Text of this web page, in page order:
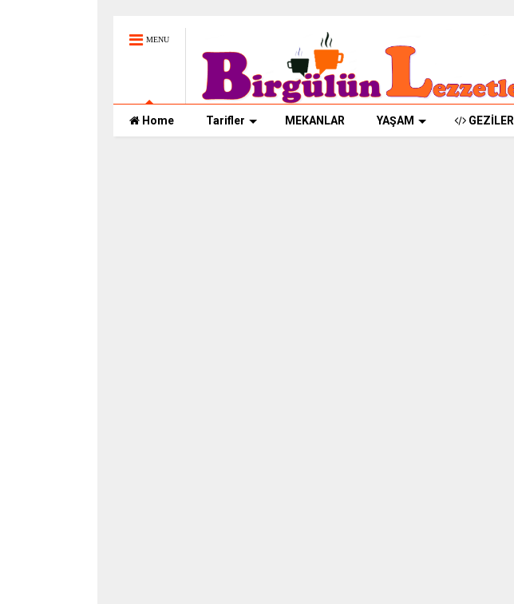
MENU
Home Tarifler MEKANLAR YAŞAM GEZİLER